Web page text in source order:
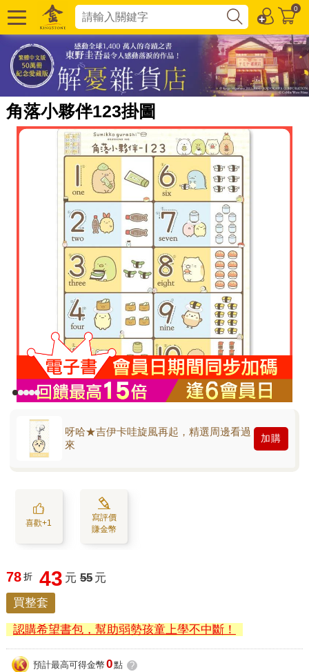
0
角落小夥伴123掛圖
呀哈★吉伊卡哇旋風再起，精選周邊看過
來
加購
喜歡+1
寫評價
賺金幣
78 折 43 元 55 元
買整套
認購希望書包，幫助弱勢孩童上學不中斷！
預計最高可得金幣 0點 ?